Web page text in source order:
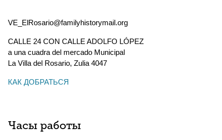
VE_ElRosario@familyhistorymail.org
CALLE 24 CON CALLE ADOLFO LÓPEZ
a una cuadra del mercado Municipal
La Villa del Rosario, Zulia 4047
КАК ДОБРАТЬСЯ
Часы работы